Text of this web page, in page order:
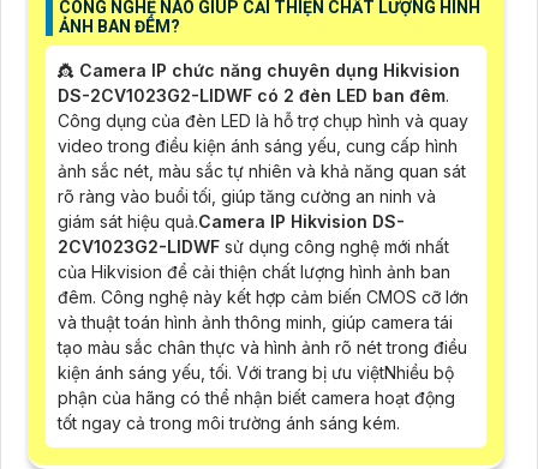
CÔNG NGHỆ NÀO GIÚP CẢI THIỆN CHẤT LƯỢNG HÌNH
ẢNH BAN ĐÊM?
👸 Camera IP chức năng chuyên dụng Hikvision
DS-2CV1023G2-LIDWF có 2 đèn LED ban đêm.
Công dụng của đèn LED là hỗ trợ chụp hình và quay
video trong điều kiện ánh sáng yếu, cung cấp hình
ảnh sắc nét, màu sắc tự nhiên và khả năng quan sát
rõ ràng vào buổi tối, giúp tăng cường an ninh và
giám sát hiệu quả.Camera IP Hikvision DS-
2CV1023G2-LIDWF sử dụng công nghệ mới nhất
của Hikvision để cải thiện chất lượng hình ảnh ban
đêm. Công nghệ này kết hợp cảm biến CMOS cỡ lớn
và thuật toán hình ảnh thông minh, giúp camera tái
tạo màu sắc chân thực và hình ảnh rõ nét trong điều
kiện ánh sáng yếu, tối. Với trang bị ưu việtNhiều bộ
phận của hãng có thể nhận biết camera hoạt động
tốt ngay cả trong môi trường ánh sáng kém.